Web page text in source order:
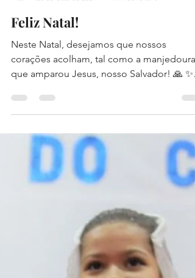
23 de dez. de 2021
Feliz Natal!
Neste Natal, desejamos que nossos
que amparou Jesus, nosso Salvador! 🙏 ✨O
Colégio Salesiano...